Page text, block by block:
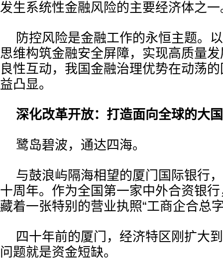
发生系统性金融风险的主要经济体之一
防控风险是金融工作的永恒主题。
思维构筑金融安全屏障，实现高质量
良性互动，我国金融治理优势在动荡
益凸显。
深化改革开放：打造面向全球的大
鹭岛碧波，通达四海。
与鼓浪屿隔海相望的厦门国际银行
十周年。作为全国第一家中外合资银
藏着一张特别的营业执照“工商企合总
四十年前的厦门，经济特区刚扩大
问题就是资金短缺。